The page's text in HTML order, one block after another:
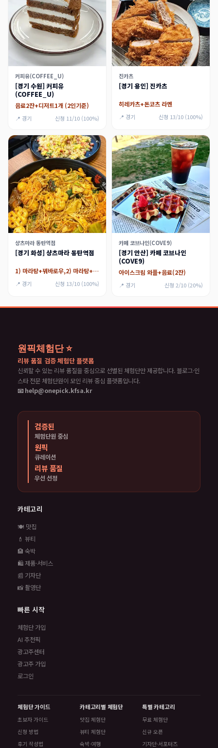
커피유(COFFEE_U)
[경기 수원] 커피유
(COFFEE_U)
음료2잔+디저트1개 (2인기준)
📍 경기 신청 11/10 (100%)
진카츠
[경기 용인] 진카츠
히레카츠+돈코츠 라멘
📍 경기 신청 13/10 (100%)
샹츠마라 동탄역점
[경기 화성] 샹츠마라 동탄역점
1) 마라탕+꿔바로우,2) 마라탕+크림새우(깐풍새우),3) 마라샹궈+꿔바로우,4) 마라샹궈+크림새우(깐풍새우)
📍 경기 신청 13/10 (100%)
카페 코브나인(COVE9)
[경기 안산] 카페 코브나인
(COVE9)
아이스크림 와플+음료(2잔)
📍 경기 신청 2/10 (20%)
원픽체험단 ⭐
리뷰 품질 검증 체험단 플랫폼
신뢰할 수 있는 리뷰 품질을 중심으로 선별된 체험단만 제공합니다. 블로그·인
스타 전문 체험단원이 모인 리뷰 중심 플랫폼입니다.
📧 help@onepick.kfsa.kr
검증된
체험단원 중심
원픽
큐레이션
리뷰 품질
우선 선정
카테고리
🍽️ 맛집
💄 뷰티
🏨 숙박
🛍️ 제품·서비스
📰 기자단
📸 촬영단
빠른 시작
체험단 가입
AI 추천픽
광고주센터
광고주 가입
로그인
체험단 가이드
초보자 가이드
신청 방법
후기 작성법
카테고리별 체험단
맛집 체험단
뷰티 체험단
숙박·여행
특별 카테고리
무료 체험단
신규 오픈
기자단·서포터즈